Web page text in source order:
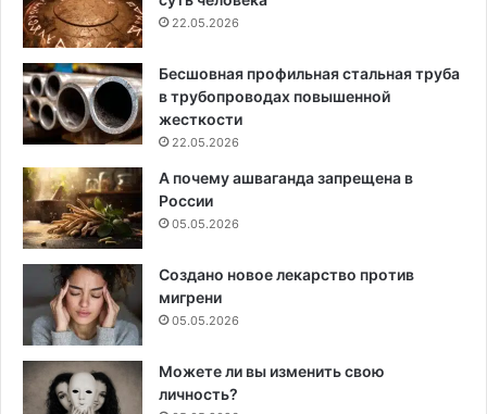
22.05.2026
Бесшовная профильная стальная труба
в трубопроводах повышенной
жесткости
22.05.2026
А почему ашваганда запрещена в
России
05.05.2026
Создано новое лекарство против
мигрени
05.05.2026
Можете ли вы изменить свою
личность?